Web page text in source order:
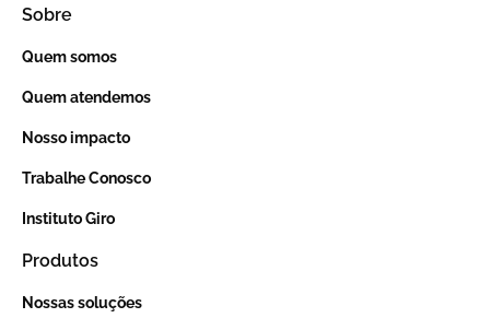
Sobre
Quem somos
Quem atendemos
Nosso impacto
Trabalhe Conosco
Instituto Giro
Produtos
Nossas soluções